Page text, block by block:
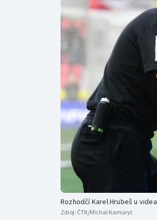
Rozhodčí Karel Hrubeš u videa
Zdroj: ČTK/Michal Kamaryt